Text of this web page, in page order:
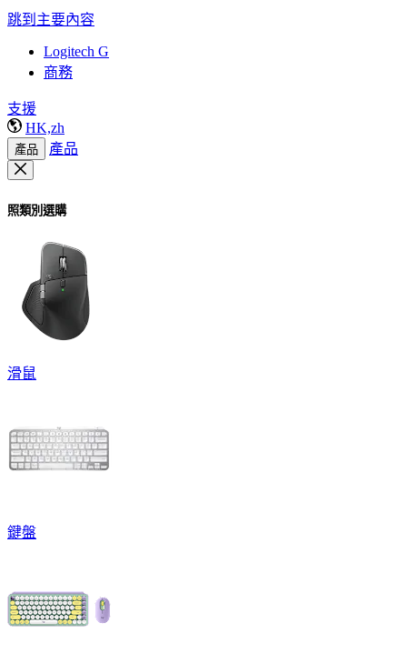
跳到主要內容
Logitech G
商務
支援
HK,zh
產品 產品
照類別選購
滑鼠
鍵盤